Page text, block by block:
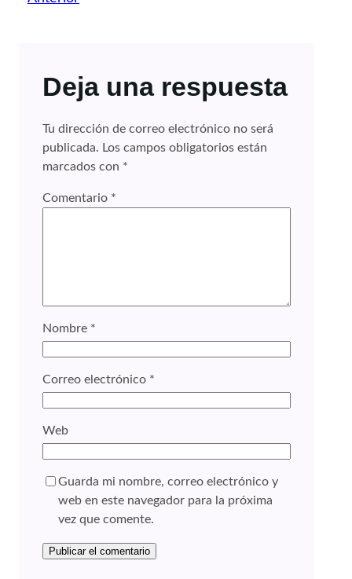
Deja una respuesta
Tu dirección de correo electrónico no será
publicada. Los campos obligatorios están
marcados con *
Comentario *
Nombre *
Correo electrónico *
Web
Guarda mi nombre, correo electrónico y
web en este navegador para la próxima
vez que comente.